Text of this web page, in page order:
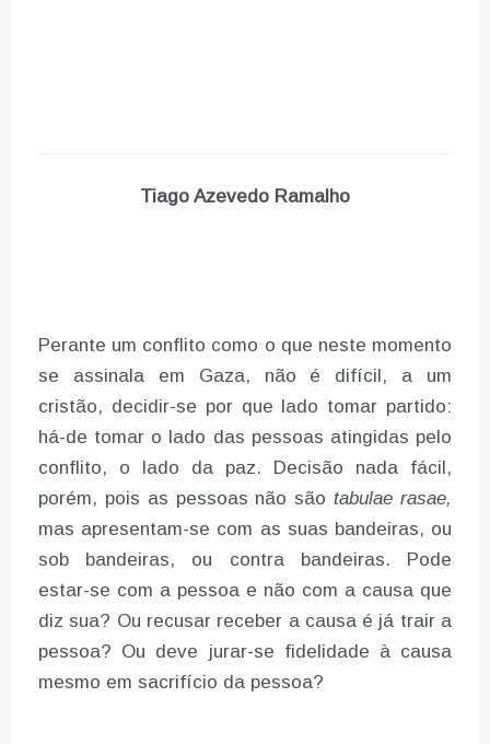
Tiago Azevedo Ramalho
Perante um conflito como o que neste momento
se assinala em Gaza, não é difícil, a um
cristão, decidir-se por que lado tomar partido:
há-de tomar o lado das pessoas atingidas pelo
conflito, o lado da paz. Decisão nada fácil,
porém, pois as pessoas não sãotabulae rasae,
mas apresentam-se com as suas bandeiras, ou
sob bandeiras, ou contra bandeiras. Pode
estar-se com a pessoa e não com a causa que
diz sua? Ou recusar receber a causa é já trair a
pessoa? Ou deve jurar-se fidelidade à causa
mesmo em sacrifício da pessoa?